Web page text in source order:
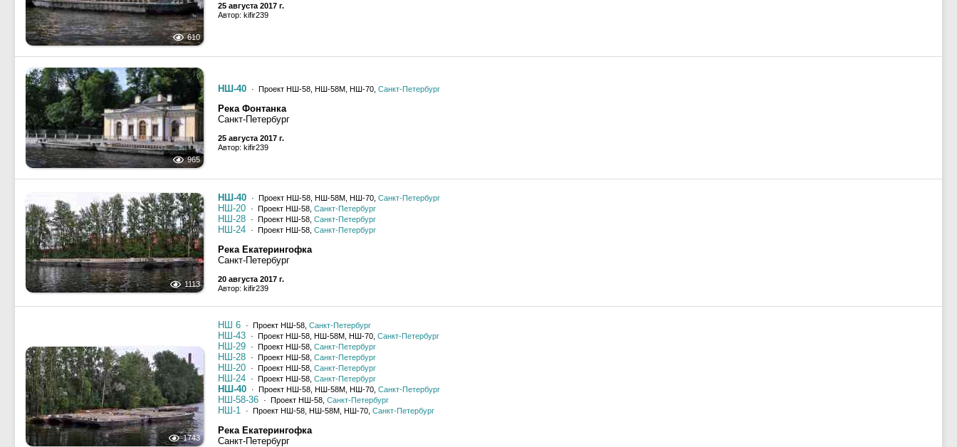
610
25 августа 2017 г.
Автор: kifir239
965
НШ-40 · Проект НШ-58, НШ-58М, НШ-70, Санкт-Петербург
Река Фонтанка
Санкт-Петербург
25 августа 2017 г.
Автор: kifir239
1113
НШ-40 · Проект НШ-58, НШ-58М, НШ-70, Санкт-Петербург
НШ-20 · Проект НШ-58, Санкт-Петербург
НШ-28 · Проект НШ-58, Санкт-Петербург
НШ-24 · Проект НШ-58, Санкт-Петербург
Река Екатерингофка
Санкт-Петербург
20 августа 2017 г.
Автор: kifir239
1743
НШ 6 · Проект НШ-58, Санкт-Петербург
НШ-43 · Проект НШ-58, НШ-58М, НШ-70, Санкт-Петербург
НШ-29 · Проект НШ-58, Санкт-Петербург
НШ-28 · Проект НШ-58, Санкт-Петербург
НШ-20 · Проект НШ-58, Санкт-Петербург
НШ-24 · Проект НШ-58, Санкт-Петербург
НШ-40 · Проект НШ-58, НШ-58М, НШ-70, Санкт-Петербург
НШ-58-36 · Проект НШ-58, Санкт-Петербург
НШ-1 · Проект НШ-58, НШ-58М, НШ-70, Санкт-Петербург
Река Екатерингофка
Санкт-Петербург